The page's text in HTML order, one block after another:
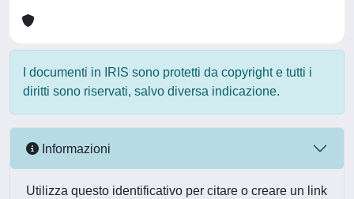
I documenti in IRIS sono protetti da copyright e tutti i
diritti sono riservati, salvo diversa indicazione.
Informazioni
Utilizza questo identificativo per citare o creare un link